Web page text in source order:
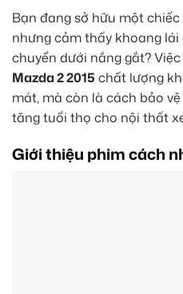
Bạn đang sở hữu một chiếc
nhưng cảm thấy khoang
chuyển dưới nắng gắt?
Mazda 2 2015 chất lượng
mát, mà còn là cách bảo
tăng tuổi thọ cho nội thất
Giới thiệu phim cách